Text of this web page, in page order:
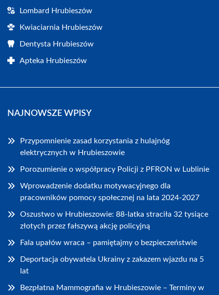
Lombard Hrubieszów
Kwiaciarnia Hrubieszów
Dentysta Hrubieszów
Apteka Hrubieszów
NAJNOWSZE WPISY
Przypomnienie zasad korzystania z hulajnóg
elektrycznych w Hrubieszowie
Porozumienie o współpracy Policji z PFRON w Lublinie
Wprowadzenie dodatku motywacyjnego dla
pracowników pomocy społecznej na lata 2024-2027
Oszustwo w Hrubieszowie: 88-latka straciła 32 tysiące
złotych przez fałszywą akcję policyjną
Fala upałów wraca – pamiętajmy o bezpieczeństwie
Deportacja obywatela Ukrainy z zakazem wjazdu na 5
lat
Bezpłatna Mammografia w Hrubieszowie – Terminy w